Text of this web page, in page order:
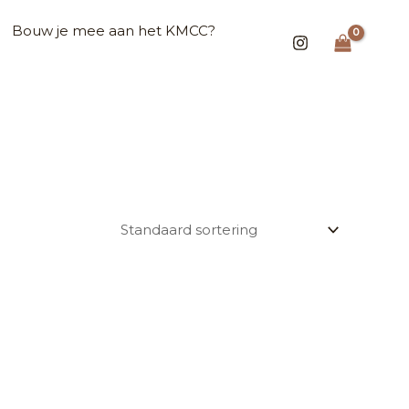
Bouw je mee aan het KMCC?